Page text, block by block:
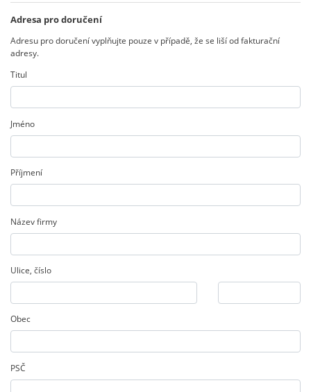
Adresa pro doručení
Adresu pro doručení vyplňujte pouze v případě, že se liší od fakturační
adresy.
Titul
Jméno
Příjmení
Název firmy
Ulice, číslo
Obec
PSČ